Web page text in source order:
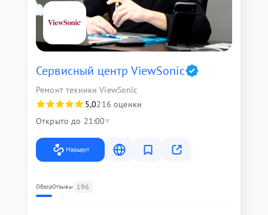
Сервисный центр ViewSonic
Ремонт техники ViewSonic
5,0216 оценки
Открыто до 21:00
Маршрут
ОбзорОтзывы 196